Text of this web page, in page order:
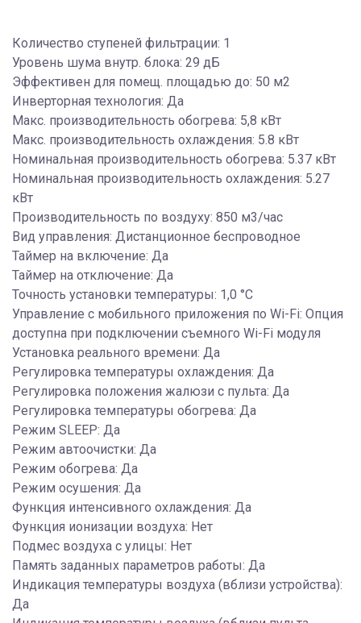
Количество ступеней фильтрации: 1
Уровень шума внутр. блока: 29 дБ
Эффективен для помещ. площадью до: 50 м2
Инверторная технология: Да
Макс. производительность обогрева: 5,8 кВт
Макс. производительность охлаждения: 5.8 кВт
Номинальная производительность обогрева: 5.37 кВт
Номинальная производительность охлаждения: 5.27
кВт
Производительность по воздуху: 850 м3/час
Вид управления: Дистанционное беспроводное
Таймер на включение: Да
Таймер на отключение: Да
Точность установки температуры: 1,0 °С
Управление c мобильного приложения по Wi-Fi: Опция
доступна при подключении съемного Wi-Fi модуля
Установка реального времени: Да
Регулировка температуры охлаждения: Да
Регулировка положения жалюзи с пульта: Да
Регулировка температуры обогрева: Да
Режим SLEEP: Да
Режим автоочистки: Да
Режим обогрева: Да
Режим осушения: Да
Функция интенсивного охлаждения: Да
Функция ионизации воздуха: Нет
Подмес воздуха с улицы: Нет
Память заданных параметров работы: Да
Индикация температуры воздуха (вблизи устройства):
Да